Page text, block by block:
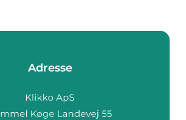
Adresse